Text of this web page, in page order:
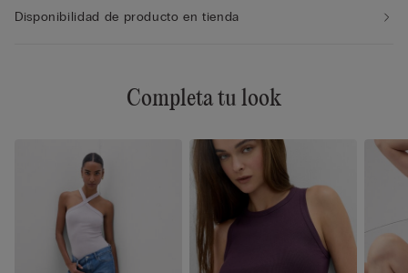
Disponibilidad de producto en tienda
Completa tu look